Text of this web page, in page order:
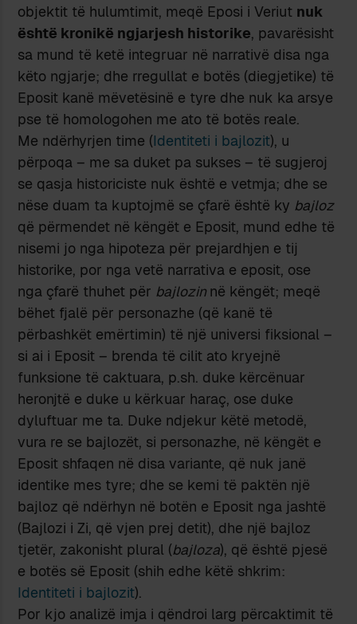
objektit të hulumtimit, meqë Eposi i Veriut nuk
është kronikë ngjarjesh historike, pavarësisht
sa mund të ketë integruar në narrativë disa nga
këto ngjarje; dhe rregullat e botës (diegjetike) të
Eposit kanë mëvetësinë e tyre dhe nuk ka arsye
pse të homologohen me ato të botës reale.
Me ndërhyrjen time (Identiteti i bajlozit), u
përpoqa – me sa duket pa sukses – të sugjeroj
se qasja historiciste nuk është e vetmja; dhe se
nëse duam ta kuptojmë se çfarë është ky bajloz
që përmendet në këngët e Eposit, mund edhe të
nisemi jo nga hipoteza për prejardhjen e tij
historike, por nga vetë narrativa e eposit, ose
nga çfarë thuhet për bajlozin në këngët; meqë
bëhet fjalë për personazhe (që kanë të
përbashkët emërtimin) të një universi fiksional –
si ai i Eposit – brenda të cilit ato kryejnë
funksione të caktuara, p.sh. duke kërcënuar
heronjtë e duke u kërkuar haraç, ose duke
dyluftuar me ta. Duke ndjekur këtë metodë,
vura re se bajlozët, si personazhe, në këngët e
Eposit shfaqen në disa variante, që nuk janë
identike mes tyre; dhe se kemi të paktën një
bajloz që ndërhyn në botën e Eposit nga jashtë
(Bajlozi i Zi, që vjen prej detit), dhe një bajloz
tjetër, zakonisht plural (bajloza), që është pjesë
e botës së Eposit (shih edhe këtë shkrim:
Identiteti i bajlozit).
Por kjo analizë imja i qëndroi larg përcaktimit të